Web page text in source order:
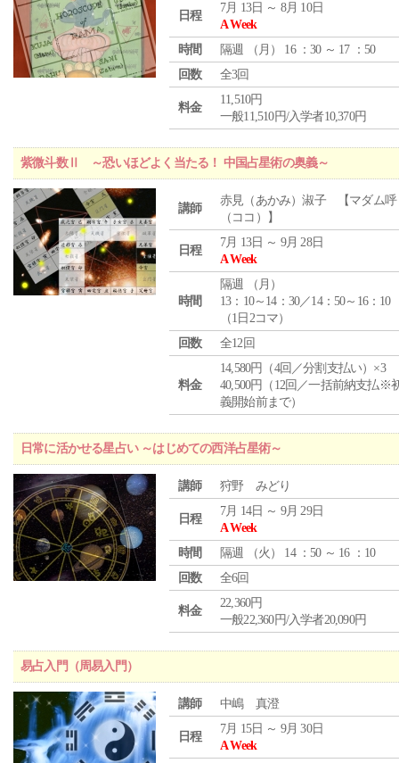
日程
7月 13日 ～ 8月 10日
A Week
時間
隔週 （ 月 ） 16 ：30 ～ 17 ：50
回数
全3回
料金
11,510円
一般11,510円/入学者10,370円
紫微斗数Ⅱ ～恐いほどよく当たる！ 中国占星術の奥義～
講師
赤見（あかみ）淑子 【マダム呼
（ココ）】
日程
7月 13日 ～ 9月 28日
A Week
時間
隔週 （ 月 ）
13：10～14：30／14：50～16：10
（1日2コマ）
回数
全12回
料金
14,580円（4回／分割支払い）×3
40,500円（12回／一括前納支払※
義開始前まで）
日常に活かせる星占い ～はじめての西洋占星術～
講師 狩野 みどり
日程
7月 14日 ～ 9月 29日
A Week
時間
隔週 （火 ） 14 ：50 ～ 16 ：10
回数
全6回
料金
22,360円
一般22,360円/入学者20,090円
易占入門（周易入門）
講師 中嶋 真澄
日程
7月 15日 ～ 9月 30日
A Week